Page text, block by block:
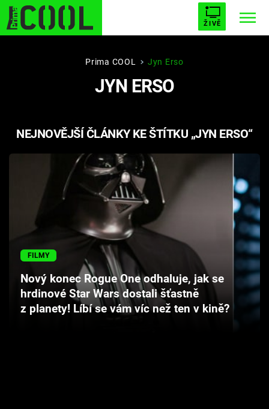
ŽIVĚ
STARHOUSE BUFFY, PŘEMOŽITELKA UPÍRŮ
PLNEJ KOTEL AVENGERS 5
Filmy
Seriály
Hry
Cool Esport
Pořady
Prima COOL Jyn Erso
JYN ERSO
NEJNOVĚJŠÍ ČLÁNKY KE ŠTÍTKU „JYN ERSO“
FILMY
Nový konec Rogue One odhaluje, jak se
hrdinové Star Wars dostali šťastně
z planety! Líbí se vám víc než ten v kině?